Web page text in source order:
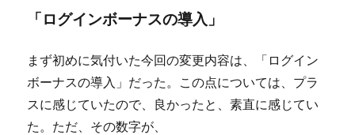
「ログインボーナスの導入」
まず初めに気付いた今回の変更内容は、「ログイン
ボーナスの導入」だった。この点については、プラ
スに感じていたので、良かったと、素直に感じてい
た。ただ、その数字が、